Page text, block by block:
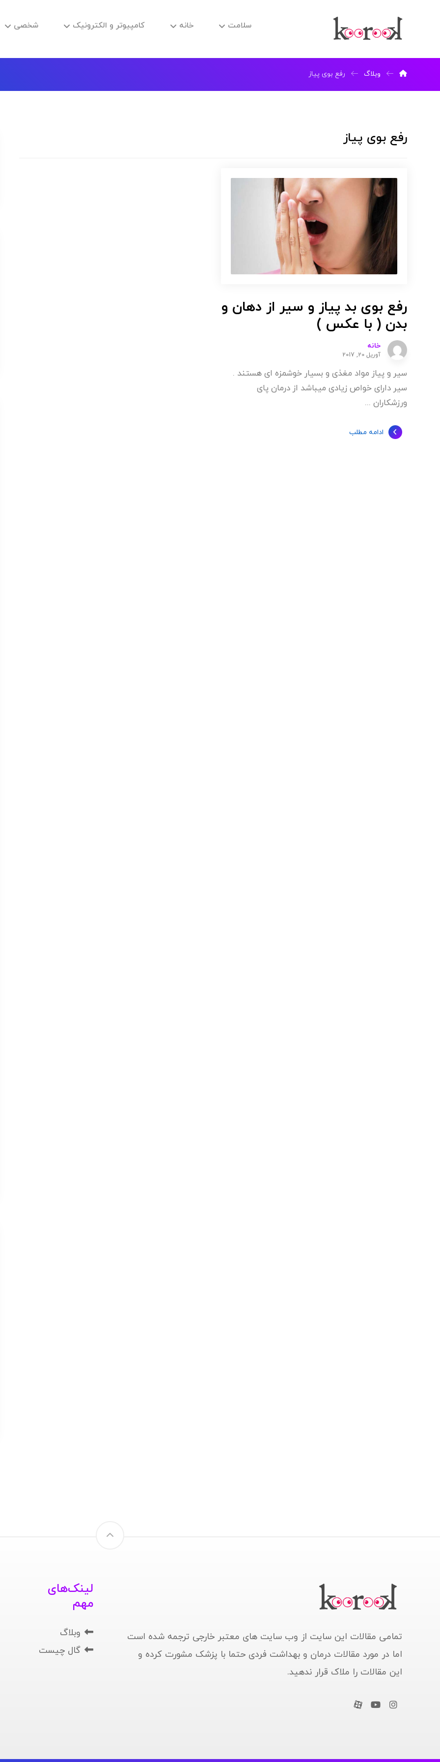
سلامت خانه کامپیوتر و الکترونیک شخصی
وبلاگ رفع بوی پیاز
رفع بوی پیاز
رفع بوی بد پیاز و سیر از دهان و
بدن ( با عکس )
خانه
آوریل 20, 2017
سیر و پیاز مواد مغذی و بسیار خوشمزه ای هستند .
سیر دارای خواص زیادی میباشد از درمان پای
ورزشکاران ...
ادامه مطلب
تمامی مقالات این سایت از وب سایت های معتبر خارجی ترجمه شده است
اما در مورد مقالات درمان و بهداشت فردی حتما با پزشک مشورت کرده و
این مقالات را ملاک قرار ندهید.
لینک‌های
مهم
وبلاگ
گال چیست